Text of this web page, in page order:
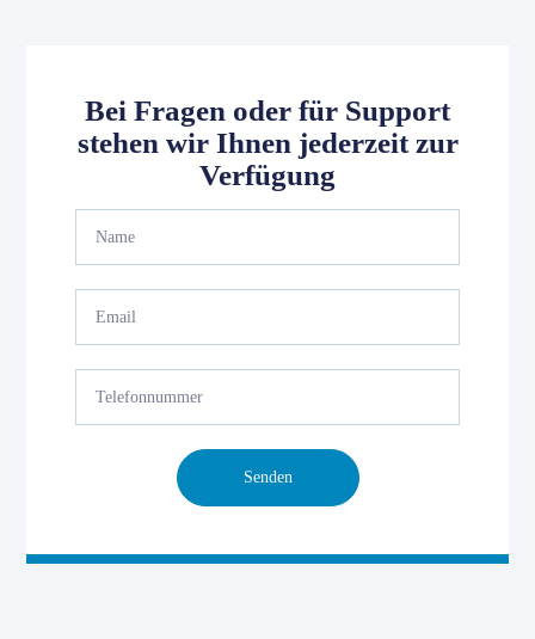
Bei Fragen oder für Support
stehen wir Ihnen jederzeit zur
Verfügung
Senden